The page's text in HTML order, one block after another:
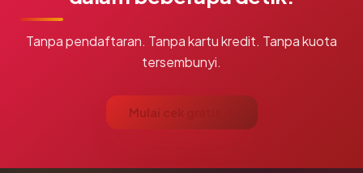
Tanpa pendaftaran. Tanpa kartu kredit. Tanpa kuota
tersembunyi.
Mulai cek gratis →